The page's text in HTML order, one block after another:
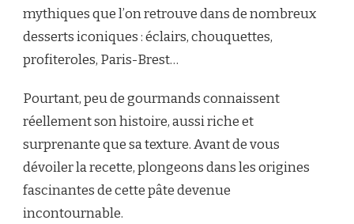
PÂTE
À
CHOUX
COUPS
mythiques que l’on retrouve dans de nombreux
desserts iconiques : éclairs, chouquettes,
profiteroles, Paris-Brest…
Pourtant, peu de gourmands connaissent
réellement son histoire, aussi riche et
surprenante que sa texture. Avant de vous
dévoiler la recette, plongeons dans les origines
fascinantes de cette pâte devenue
incontournable.